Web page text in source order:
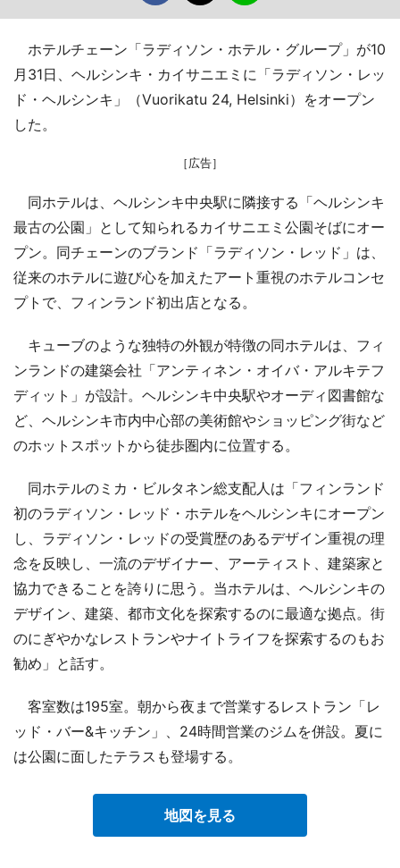
ホテルチェーン「ラディソン・ホテル・グループ」が10
月31日、ヘルシンキ・カイサニエミに「ラディソン・レッ
ド・ヘルシンキ」（Vuorikatu 24, Helsinki）をオープン
した。
［広告］
同ホテルは、ヘルシンキ中央駅に隣接する「ヘルシンキ
最古の公園」として知られるカイサニエミ公園そばにオー
プン。同チェーンのブランド「ラディソン・レッド」は、
従来のホテルに遊び心を加えたアート重視のホテルコンセ
プトで、フィンランド初出店となる。
キューブのような独特の外観が特徴の同ホテルは、フィ
ンランドの建築会社「アンティネン・オイバ・アルキテフ
ディット」が設計。ヘルシンキ中央駅やオーディ図書館な
ど、ヘルシンキ市内中心部の美術館やショッピング街など
のホットスポットから徒歩圏内に位置する。
同ホテルのミカ・ビルタネン総支配人は「フィンランド
初のラディソン・レッド・ホテルをヘルシンキにオープン
し、ラディソン・レッドの受賞歴のあるデザイン重視の理
念を反映し、一流のデザイナー、アーティスト、建築家と
協力できることを誇りに思う。当ホテルは、ヘルシンキの
デザイン、建築、都市文化を探索するのに最適な拠点。街
のにぎやかなレストランやナイトライフを探索するのもお
勧め」と話す。
客室数は195室。朝から夜まで営業するレストラン「レ
ッド・バー&キッチン」、24時間営業のジムを併設。夏に
は公園に面したテラスも登場する。
地図を見る